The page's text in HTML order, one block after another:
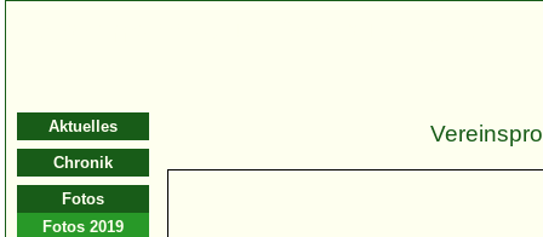
Aktuelles
Chronik
Fotos
Fotos 2019